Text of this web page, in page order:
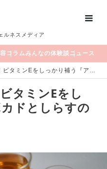
ルネスメディア
コラムみんなの体験談ニュース
簡単にお店の味！ビタミンEをしっかり補う『アボカドとしらすの卵丼』
タミンEをし
ドとしらすの